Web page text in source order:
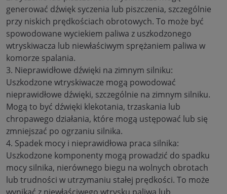
generować dźwięk syczenia lub piszczenia, szczególnie
przy niskich prędkościach obrotowych. To może być
spowodowane wyciekiem paliwa z uszkodzonego
wtryskiwacza lub niewłaściwym sprężaniem paliwa w
komorze spalania.
3. Nieprawidłowe dźwięki na zimnym silniku:
Uszkodzone wtryskiwacze mogą powodować
nieprawidłowe dźwięki, szczególnie na zimnym silniku.
Mogą to być dźwięki klekotania, trzaskania lub
chropawego działania, które mogą ustępować lub się
zmniejszać po ogrzaniu silnika.
4. Spadek mocy i nieprawidłowa praca silnika:
Uszkodzone komponenty mogą prowadzić do spadku
mocy silnika, nierównego biegu na wolnych obrotach
lub trudności w utrzymaniu stałej prędkości. To może